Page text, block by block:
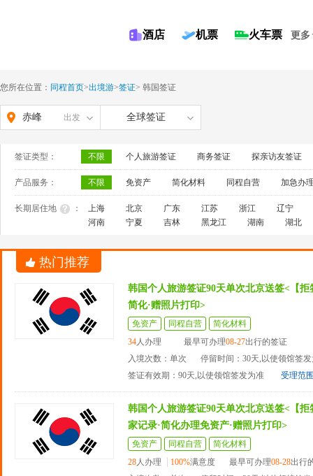
酒店 机票 火车票 更多
您所在位置： 同程首页>出境游>签证> 韩国签证
赤峰 出发 全球签证
签证类型： 不限 个人旅游签证 商务签证 探亲访友签证
产品服务： 不限 免资产 简化材料 同程自营 加急办
长期居住地 ： 上海 北京 广东 江苏 浙江
辽宁
河南
宁夏 吉林 黑龙江 湖南 湖北
热门推荐
韩国个人旅游签证90天单次北京送签<【
简化·赠照片打印>
免资产 同程自营
简化材料
34人办理 最早可办理08-27出行的签证
入境次数：单次
停留时间：30天,以使领馆签
签证有效期：90天,以使领馆签发为准
受理范
韩国个人旅游签证90天单次北京送签<【
家记录·简化办理免资产·赠照片打印>
免资产 同程自营
简化材料
28人办理 100%满意度 最早可办理08-28出行